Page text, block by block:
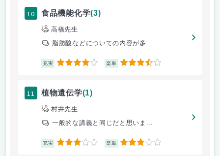
10 食品機能化学(3)
高橋先生
脂肪酸などについての内容が多...
充実 4 楽単 3.5
11 植物遺伝学(1)
村井先生
一般的な講義と同じだと思いま...
充実 3 楽単 3